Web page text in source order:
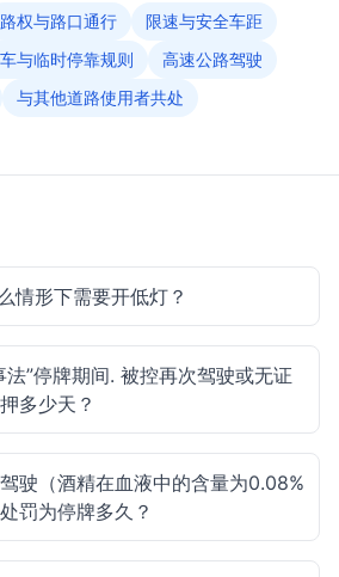
路权与路口通行
限速与安全车距
与临时停靠规则
高速公路驾驶
与其他道路使用者共处
情形下需要开低灯？
法”停牌期间. 被控再次驾驶或无证
多少天？
驶（酒精在血液中的含量为0.08%
罚为停牌多久？